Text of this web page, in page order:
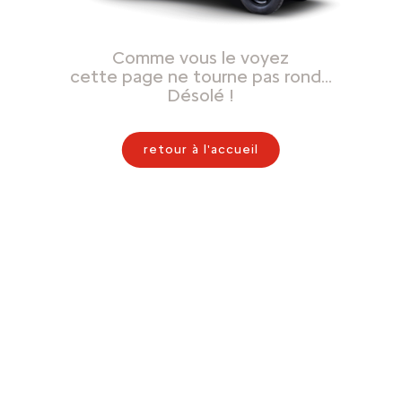
Comme vous le voyez
cette page ne tourne pas rond…
Désolé !
retour à l'accueil